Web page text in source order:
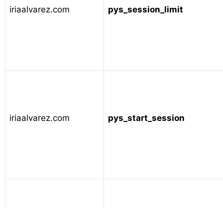
iriaalvarez.com pys_session_limit
iriaalvarez.com pys_start_session